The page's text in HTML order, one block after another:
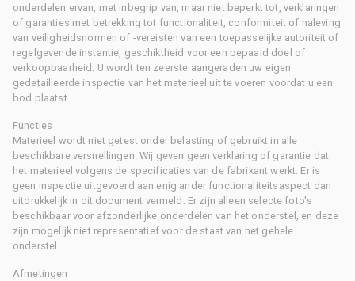
onderdelen ervan, met inbegrip van, maar niet beperkt tot, verklaringen
of garanties met betrekking tot functionaliteit, conformiteit of naleving
van veiligheidsnormen of -vereisten van een toepasselijke autoriteit of
regelgevende instantie, geschiktheid voor een bepaald doel of
verkoopbaarheid. U wordt ten zeerste aangeraden uw eigen
gedetailleerde inspectie van het materieel uit te voeren voordat u een
bod plaatst.
Functies
Materieel wordt niet getest onder belasting of gebruikt in alle
beschikbare versnellingen. Wij geven geen verklaring of garantie dat
het materieel volgens de specificaties van de fabrikant werkt. Er is
geen inspectie uitgevoerd aan enig ander functionaliteitsaspect dan
uitdrukkelijk in dit document vermeld. Er zijn alleen selecte foto's
beschikbaar voor afzonderlijke onderdelen van het onderstel, en deze
zijn mogelijk niet representatief voor de staat van het gehele
onderstel.
Afmetingen